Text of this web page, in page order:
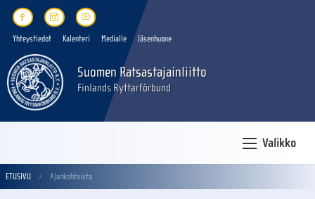
Yhteystiedot Kalenteri Medialle Jäsenhuone
Suomen Ratsastajainliitto
Finlands Ryttarförbund
Valikko
ETUSIVU Ajankohtaista